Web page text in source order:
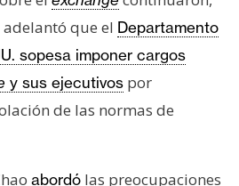
adelantó que el Departamento
sopesa imponer cargos
y sus ejecutivos por
de las normas de
abordó las preocupaciones